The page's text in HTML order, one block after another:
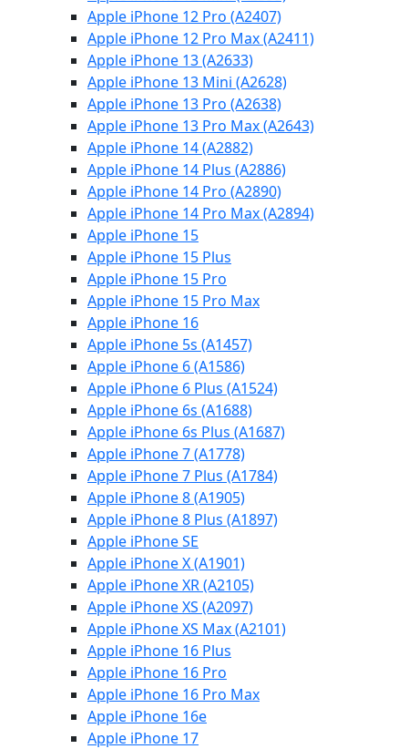
Apple iPhone 12 Pro (A2407)
Apple iPhone 12 Pro Max (A2411)
Apple iPhone 13 (A2633)
Apple iPhone 13 Mini (A2628)
Apple iPhone 13 Pro (A2638)
Apple iPhone 13 Pro Max (A2643)
Apple iPhone 14 (A2882)
Apple iPhone 14 Plus (A2886)
Apple iPhone 14 Pro (A2890)
Apple iPhone 14 Pro Max (A2894)
Apple iPhone 15
Apple iPhone 15 Plus
Apple iPhone 15 Pro
Apple iPhone 15 Pro Max
Apple iPhone 16
Apple iPhone 5s (A1457)
Apple iPhone 6 (A1586)
Apple iPhone 6 Plus (A1524)
Apple iPhone 6s (A1688)
Apple iPhone 6s Plus (A1687)
Apple iPhone 7 (A1778)
Apple iPhone 7 Plus (A1784)
Apple iPhone 8 (A1905)
Apple iPhone 8 Plus (A1897)
Apple iPhone SE
Apple iPhone X (A1901)
Apple iPhone XR (A2105)
Apple iPhone XS (A2097)
Apple iPhone XS Max (A2101)
Apple iPhone 16 Plus
Apple iPhone 16 Pro
Apple iPhone 16 Pro Max
Apple iPhone 16e
Apple iPhone 17